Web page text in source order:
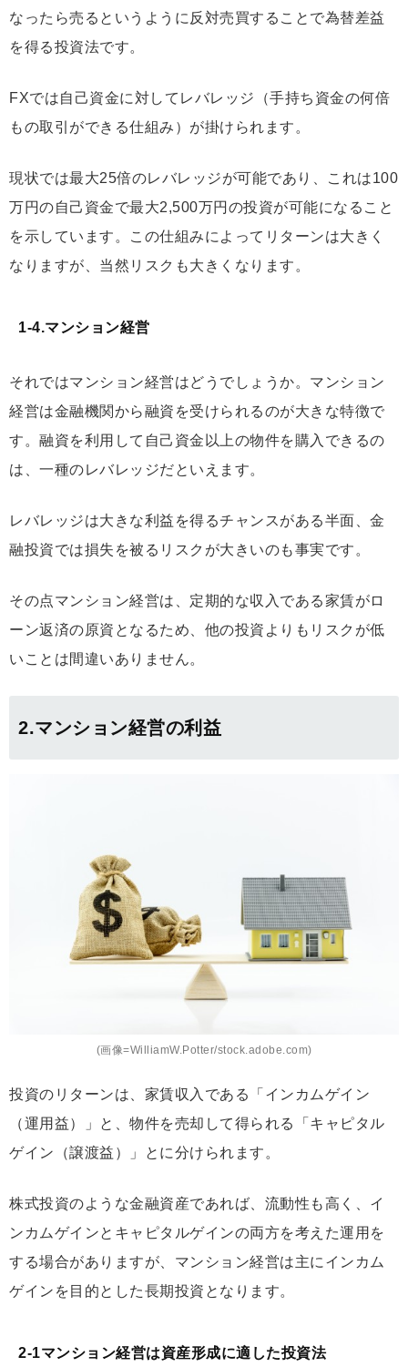
なったら売るというように反対売買することで為替差益
を得る投資法です。
FXでは自己資金に対してレバレッジ（手持ち資金の何倍
もの取引ができる仕組み）が掛けられます。
現状では最大25倍のレバレッジが可能であり、これは100
万円の自己資金で最大2,500万円の投資が可能になること
を示しています。この仕組みによってリターンは大きく
なりますが、当然リスクも大きくなります。
1-4.マンション経営
それではマンション経営はどうでしょうか。マンション
経営は金融機関から融資を受けられるのが大きな特徴で
す。融資を利用して自己資金以上の物件を購入できるの
は、一種のレバレッジだといえます。
レバレッジは大きな利益を得るチャンスがある半面、金
融投資では損失を被るリスクが大きいのも事実です。
その点マンション経営は、定期的な収入である家賃がロ
ーン返済の原資となるため、他の投資よりもリスクが低
いことは間違いありません。
2.マンション経営の利益
(画像=WilliamW.Potter/stock.adobe.com)
投資のリターンは、家賃収入である「インカムゲイン
（運用益）」と、物件を売却して得られる「キャピタル
ゲイン（譲渡益）」とに分けられます。
株式投資のような金融資産であれば、流動性も高く、イ
ンカムゲインとキャピタルゲインの両方を考えた運用を
する場合がありますが、マンション経営は主にインカム
ゲインを目的とした長期投資となります。
2-1マンション経営は資産形成に適した投資法